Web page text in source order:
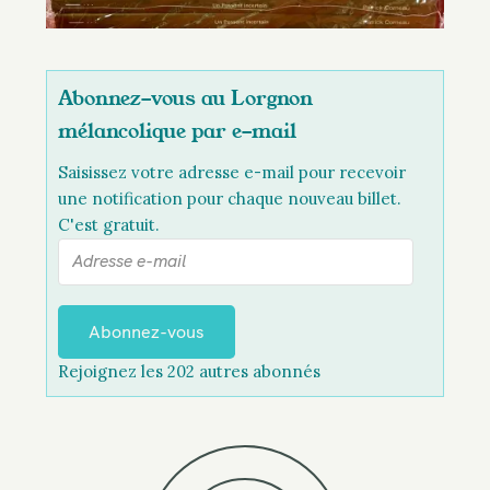
Abonnez-vous au Lorgnon
mélancolique par e-mail
Saisissez votre adresse e-mail pour recevoir
une notification pour chaque nouveau billet.
C'est gratuit.
r
s
s
Abonnez-vous
Rejoignez les 202 autres abonnés